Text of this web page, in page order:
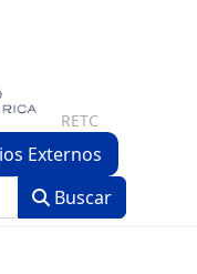
RETC
Externos
Buscar